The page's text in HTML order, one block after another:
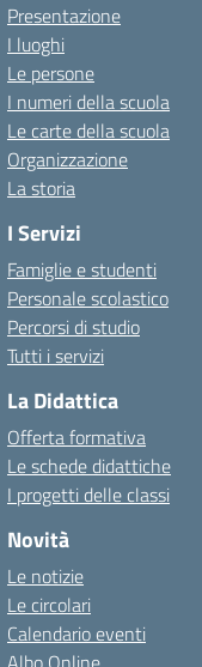
Presentazione
I luoghi
Le persone
I numeri della scuola
Le carte della scuola
Organizzazione
La storia
I Servizi
Famiglie e studenti
Personale scolastico
Percorsi di studio
Tutti i servizi
La Didattica
Offerta formativa
Le schede didattiche
I progetti delle classi
Novità
Le notizie
Le circolari
Calendario eventi